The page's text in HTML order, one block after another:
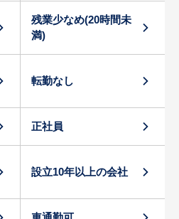
残業少なめ(20時間未
満)
転勤なし
正社員
設立10年以上の会社